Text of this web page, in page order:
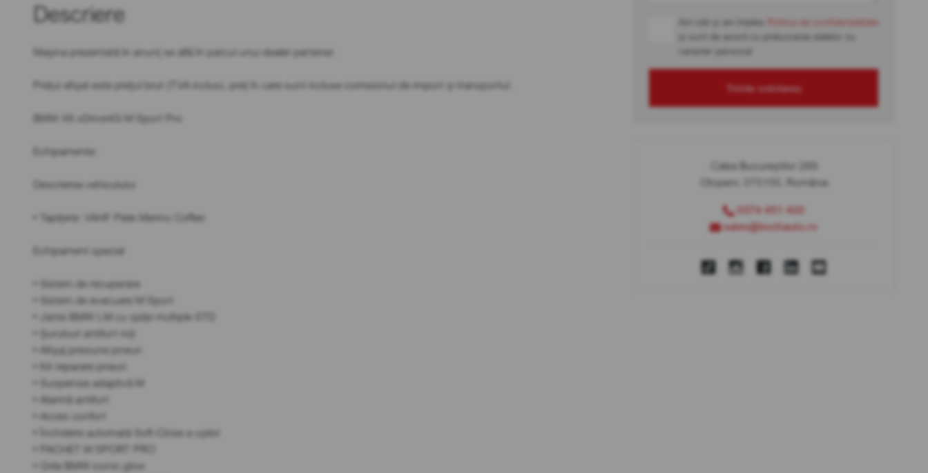
Descriere
Mașina prezentată în anunț se află în parcul unui dealer partener.
Prețul afișat este prețul brut (TVA inclus), preț în care sunt incluse comisionul de import și transportul.
BMW X6 xDrive40i M Sport Pro
Echipamente:
Descrierea vehiculului
• Tapițerie: VAHF Piele Merino Coffee
Echipament special
• Sistem de recuperare
• Sistem de evacuare M Sport
• Jante BMW LM cu spițe multiple STD
• Șuruburi antifurt roți
• Afișaj presiune pneuri
• Kit reparare pneuri
• Suspensie adaptivă M
• Alarmă antifurt
• Acces confort
• Închidere automată Soft-Close a ușilor
• PACHET M SPORT PRO
• Grila BMW iconic glow
Am citit și am înțeles
Politica de confidențialitate
și sunt de acord cu prelucrarea datelor cu
caracter personal
Trimite solicitarea
Calea Bucureștilor 289
Otopeni, 075100, România
0374 451 400
sales@bcchauto.ro